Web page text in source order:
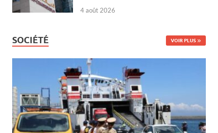
4 août 2026
SOCIÉTÉ VOIR PLUS